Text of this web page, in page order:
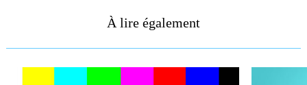
À lire également